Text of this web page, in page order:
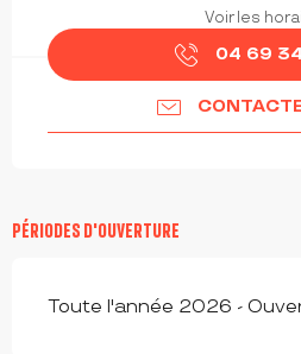
Voir les
04 69
PÉRIODES D'OUVERTURE
Toute l'année 2026 -